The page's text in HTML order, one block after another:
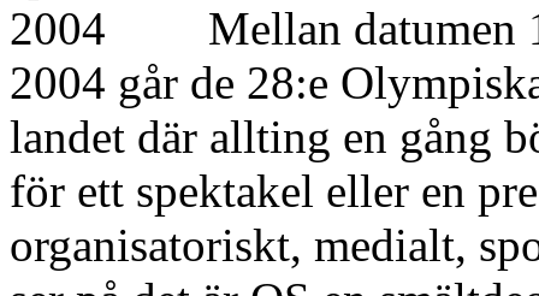
Mellan datumen
2004 går de 28:e
landet där allting en gång
för ett spektakel eller en
organisatoriskt, medialt,